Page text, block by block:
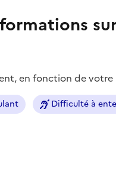
en fonction de
Difficulté à